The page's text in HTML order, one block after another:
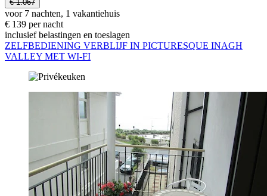
€ 1.067
voor 7 nachten, 1 vakantiehuis
€ 139 per nacht
inclusief belastingen en toeslagen
ZELFBEDIENING VERBLIJF IN PICTURESQUE INAGH
VALLEY MET WI-FI